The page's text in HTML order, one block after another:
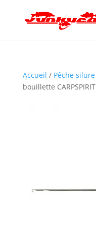
Accueil / Pêche silure
bouillette CARPSPIRIT